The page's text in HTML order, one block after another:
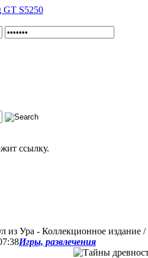
GT S5250
ссылку.
из Ура - Коллекционное издание
Игры, развлечения